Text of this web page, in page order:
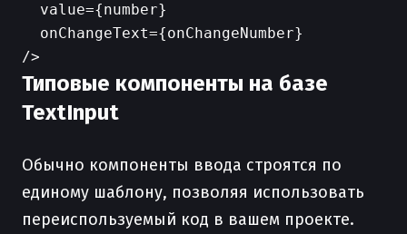
  value={number}
  onChangeText={onChangeNumber}
Типовые компоненты на базе
TextInput
Обычно компоненты ввода строятся по
единому шаблону, позволяя использовать
переиспользуемый код в вашем проекте.